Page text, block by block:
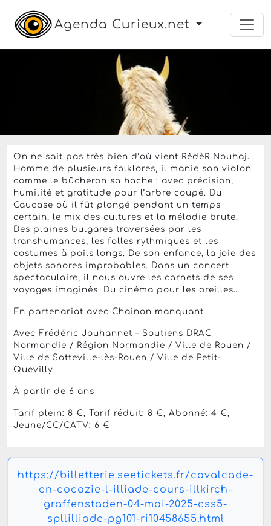
Agenda Curieux.net
spectacle musical
Le dimanche 4 mai 2025 à partir de 17h
Cavalcade en cocazie
Illkirch-Graffenstaden
Tarif non communiqué
On ne sait pas très bien d’où vient RédèR Nouhaj…
Homme de plusieurs folklores, il manie son violon
comme le bûcheron sa hache : avec précision,
humilité et gratitude pour l’arbre coupé. Du
Caucase où il fût plongé pendant un temps
certain, le mix des cultures et la mélodie brute.
Des plaines bulgares traversées par les
transhumances, les folles rythmiques et les
costumes à poils longs. De son enfance, la joie des
objets sonores improbables. Dans un concert
spectaculaire, il nous ouvre les carnets de ses
voyages imaginés. Du cinéma pour les oreilles…
En partenariat avec Chainon manquant
Avec Frédéric Jouhannet – Soutiens DRAC
Normandie / Région Normandie / Ville de Rouen /
Ville de Sotteville-lès-Rouen / Ville de Petit-
Quevilly
À partir de 6 ans
Tarif plein: 8 €, Tarif réduit: 8 €, Abonné: 4 €,
Jeune/CC/CATV: 6 €
https://billetterie.seetickets.fr/cavalcade-
en-cocazie-l-illiade-cours-illkirch-
graffenstaden-04-mai-2025-css5-
spllilliade-pg101-ri10458655.html